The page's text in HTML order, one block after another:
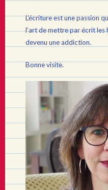
L’écriture est une passion
l’art de mettre par écrit les
devenu une addiction.
Bonne visite.